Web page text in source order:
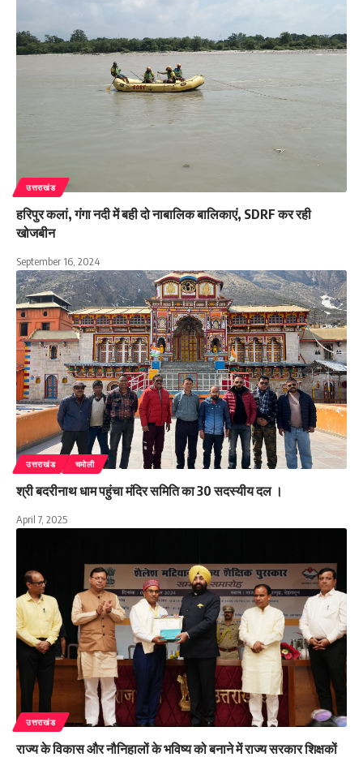
उत्तराखंड
हरिपुर कलां, गंगा नदी में बही दो नाबालिक बालिकाएं, SDRF कर रही
खोजबीन
September 16, 2024
उत्तराखंड चमोली
श्री बदरीनाथ धाम पहुंचा मंदिर समिति का 30 सदस्यीय दल ।
April 7, 2025
उत्तराखंड
राज्य के विकास और नौनिहालों के भविष्य को बनाने में राज्य सरकार शिक्षकों